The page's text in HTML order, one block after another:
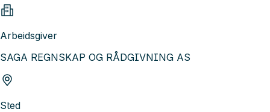
Arbeidsgiver
SAGA REGNSKAP OG RÅDGIVNING AS
Sted